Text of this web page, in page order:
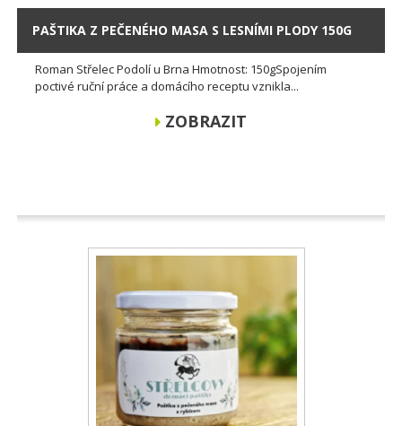
PAŠTIKA Z PEČENÉHO MASA S LESNÍMI PLODY 150G
Roman Střelec Podolí u Brna Hmotnost: 150gSpojením
poctivé ruční práce a domácího receptu vznikla...
ZOBRAZIT